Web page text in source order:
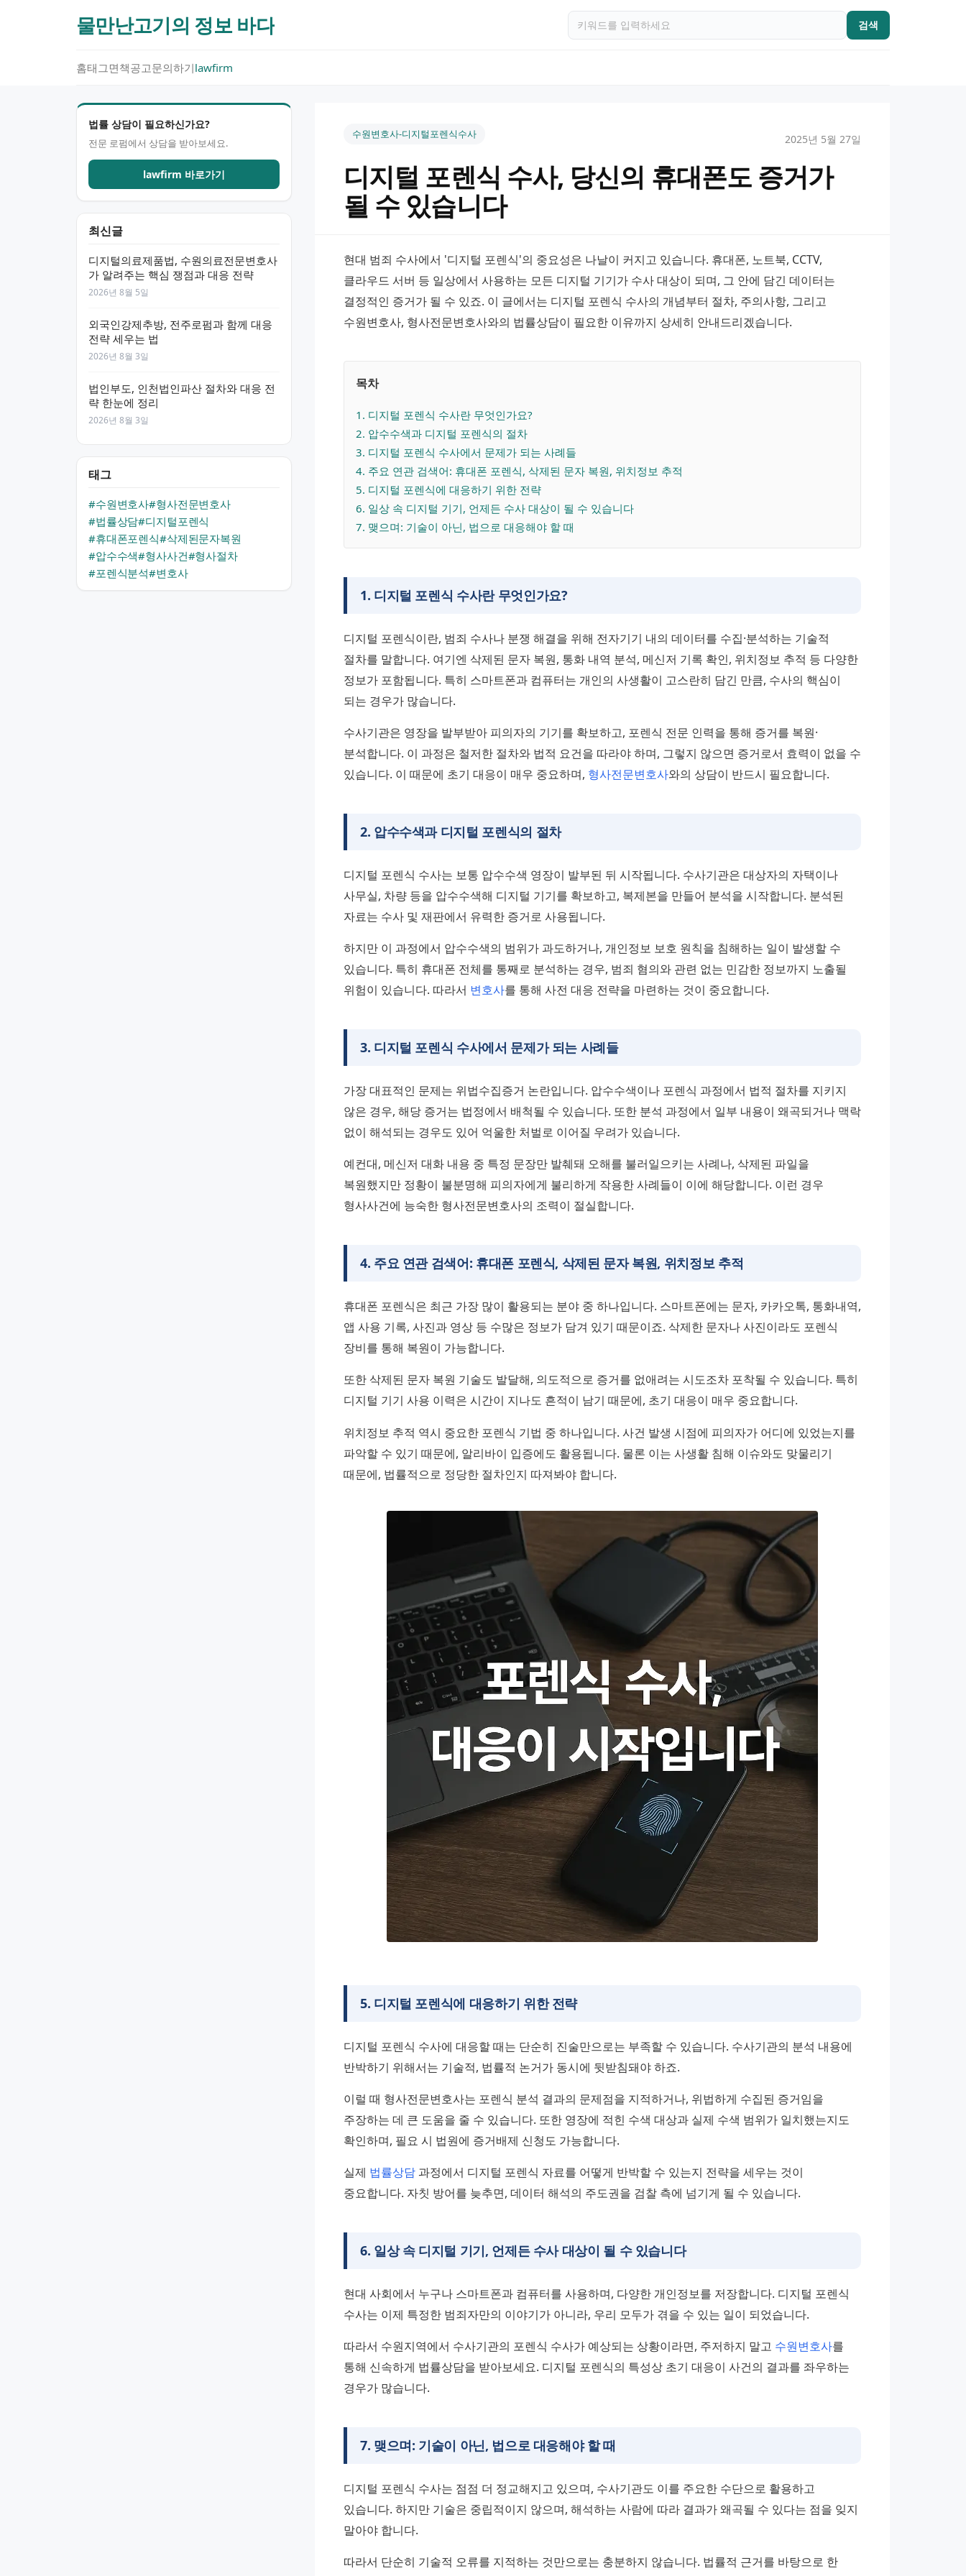
물만난고기의 정보 바다 검색
홈태그면책공고문의하기lawfirm
법률 상담이 필요하신가요?
전문 로펌에서 상담을 받아보세요.
lawfirm 바로가기
최신글
디지털의료제품법, 수원의료전문변호사
가 알려주는 핵심 쟁점과 대응 전략
2026년 8월 5일
외국인강제추방, 전주로펌과 함께 대응
전략 세우는 법
2026년 8월 3일
법인부도, 인천법인파산 절차와 대응 전
략 한눈에 정리
2026년 8월 3일
태그
#수원변호사#형사전문변호사
#법률상담#디지털포렌식
#휴대폰포렌식#삭제된문자복원
#압수수색#형사사건#형사절차
#포렌식분석#변호사
수원변호사-디지털포렌식수사 2025년 5월 27일
디지털 포렌식 수사, 당신의 휴대폰도 증거가
될 수 있습니다
현대 범죄 수사에서 '디지털 포렌식'의 중요성은 나날이 커지고 있습니다. 휴대폰, 노트북, CCTV,
클라우드 서버 등 일상에서 사용하는 모든 디지털 기기가 수사 대상이 되며, 그 안에 담긴 데이터는
결정적인 증거가 될 수 있죠. 이 글에서는 디지털 포렌식 수사의 개념부터 절차, 주의사항, 그리고
수원변호사, 형사전문변호사와의 법률상담이 필요한 이유까지 상세히 안내드리겠습니다.
목차
1 . 디지털 포렌식 수사란 무엇인가요?
2. 압수수색과 디지털 포렌식의 절차
3. 디지털 포렌식 수사에서 문제가 되는 사례들
4. 주요 연관 검색어: 휴대폰 포렌식, 삭제된 문자 복원, 위치정보 추적
5. 디지털 포렌식에 대응하기 위한 전략
6. 일상 속 디지털 기기, 언제든 수사 대상이 될 수 있습니다
7. 맺으며: 기술이 아닌, 법으로 대응해야 할 때
1. 디지털 포렌식 수사란 무엇인가요?
디지털 포렌식이란, 범죄 수사나 분쟁 해결을 위해 전자기기 내의 데이터를 수집·분석하는 기술적
절차를 말합니다. 여기엔 삭제된 문자 복원, 통화 내역 분석, 메신저 기록 확인, 위치정보 추적 등 다양한
정보가 포함됩니다. 특히 스마트폰과 컴퓨터는 개인의 사생활이 고스란히 담긴 만큼, 수사의 핵심이
되는 경우가 많습니다.
수사기관은 영장을 발부받아 피의자의 기기를 확보하고, 포렌식 전문 인력을 통해 증거를 복원·
분석합니다. 이 과정은 철저한 절차와 법적 요건을 따라야 하며, 그렇지 않으면 증거로서 효력이 없을 수
있습니다. 이 때문에 초기 대응이 매우 중요하며, 형사전문변호사와의 상담이 반드시 필요합니다.
2. 압수수색과 디지털 포렌식의 절차
디지털 포렌식 수사는 보통 압수수색 영장이 발부된 뒤 시작됩니다. 수사기관은 대상자의 자택이나
사무실, 차량 등을 압수수색해 디지털 기기를 확보하고, 복제본을 만들어 분석을 시작합니다. 분석된
자료는 수사 및 재판에서 유력한 증거로 사용됩니다.
하지만 이 과정에서 압수수색의 범위가 과도하거나, 개인정보 보호 원칙을 침해하는 일이 발생할 수
있습니다. 특히 휴대폰 전체를 통째로 분석하는 경우, 범죄 혐의와 관련 없는 민감한 정보까지 노출될
위험이 있습니다. 따라서 변호사를 통해 사전 대응 전략을 마련하는 것이 중요합니다.
3. 디지털 포렌식 수사에서 문제가 되는 사례들
가장 대표적인 문제는 위법수집증거 논란입니다. 압수수색이나 포렌식 과정에서 법적 절차를 지키지
않은 경우, 해당 증거는 법정에서 배척될 수 있습니다. 또한 분석 과정에서 일부 내용이 왜곡되거나 맥락
없이 해석되는 경우도 있어 억울한 처벌로 이어질 우려가 있습니다.
예컨대, 메신저 대화 내용 중 특정 문장만 발췌돼 오해를 불러일으키는 사례나, 삭제된 파일을
복원했지만 정황이 불분명해 피의자에게 불리하게 작용한 사례들이 이에 해당합니다. 이런 경우
형사사건에 능숙한 형사전문변호사의 조력이 절실합니다.
4. 주요 연관 검색어: 휴대폰 포렌식, 삭제된 문자 복원, 위치정보 추적
휴대폰 포렌식은 최근 가장 많이 활용되는 분야 중 하나입니다. 스마트폰에는 문자, 카카오톡, 통화내역,
앱 사용 기록, 사진과 영상 등 수많은 정보가 담겨 있기 때문이죠. 삭제한 문자나 사진이라도 포렌식
장비를 통해 복원이 가능합니다.
또한 삭제된 문자 복원 기술도 발달해, 의도적으로 증거를 없애려는 시도조차 포착될 수 있습니다. 특히
디지털 기기 사용 이력은 시간이 지나도 흔적이 남기 때문에, 초기 대응이 매우 중요합니다.
위치정보 추적 역시 중요한 포렌식 기법 중 하나입니다. 사건 발생 시점에 피의자가 어디에 있었는지를
파악할 수 있기 때문에, 알리바이 입증에도 활용됩니다. 물론 이는 사생활 침해 이슈와도 맞물리기
때문에, 법률적으로 정당한 절차인지 따져봐야 합니다.
5. 디지털 포렌식에 대응하기 위한 전략
디지털 포렌식 수사에 대응할 때는 단순히 진술만으로는 부족할 수 있습니다. 수사기관의 분석 내용에
반박하기 위해서는 기술적, 법률적 논거가 동시에 뒷받침돼야 하죠.
이럴 때 형사전문변호사는 포렌식 분석 결과의 문제점을 지적하거나, 위법하게 수집된 증거임을
주장하는 데 큰 도움을 줄 수 있습니다. 또한 영장에 적힌 수색 대상과 실제 수색 범위가 일치했는지도
확인하며, 필요 시 법원에 증거배제 신청도 가능합니다.
실제 법률상담 과정에서 디지털 포렌식 자료를 어떻게 반박할 수 있는지 전략을 세우는 것이
중요합니다. 자칫 방어를 늦추면, 데이터 해석의 주도권을 검찰 측에 넘기게 될 수 있습니다.
6. 일상 속 디지털 기기, 언제든 수사 대상이 될 수 있습니다
현대 사회에서 누구나 스마트폰과 컴퓨터를 사용하며, 다양한 개인정보를 저장합니다. 디지털 포렌식
수사는 이제 특정한 범죄자만의 이야기가 아니라, 우리 모두가 겪을 수 있는 일이 되었습니다.
따라서 수원지역에서 수사기관의 포렌식 수사가 예상되는 상황이라면, 주저하지 말고 수원변호사를
통해 신속하게 법률상담을 받아보세요. 디지털 포렌식의 특성상 초기 대응이 사건의 결과를 좌우하는
경우가 많습니다.
7. 맺으며: 기술이 아닌, 법으로 대응해야 할 때
디지털 포렌식 수사는 점점 더 정교해지고 있으며, 수사기관도 이를 주요한 수단으로 활용하고
있습니다. 하지만 기술은 중립적이지 않으며, 해석하는 사람에 따라 결과가 왜곡될 수 있다는 점을 잊지
말아야 합니다.
따라서 단순히 기술적 오류를 지적하는 것만으로는 충분하지 않습니다. 법률적 근거를 바탕으로 한